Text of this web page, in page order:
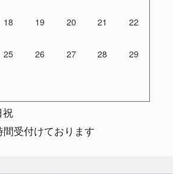
18 19 20 21 22
25 26 27 28 29
祝
間受付けております